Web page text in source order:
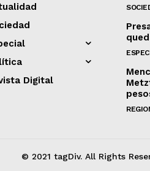
Digital
© 2021 tagDiv. All Rights